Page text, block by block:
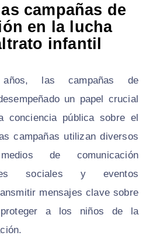
campañas de
en la lucha
infantil
las campañas de
un papel crucial
conciencia pública sobre el
campañas utilizan diversos
de comunicación
sociales y eventos
mensajes clave sobre
a los niños de la